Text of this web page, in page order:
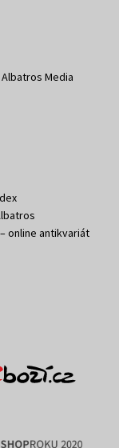
Media
online antikvariát